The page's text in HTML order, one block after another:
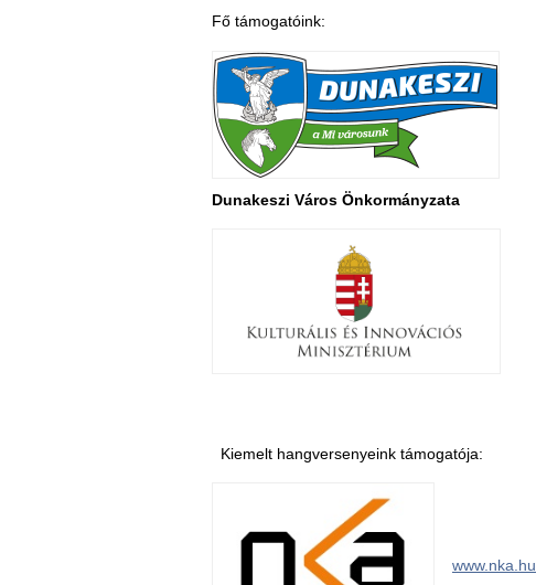
Fő támogatóink:
Dunakeszi Város Önkormányzata
Kiemelt hangversenyeink támogatója:
www.nka.hu